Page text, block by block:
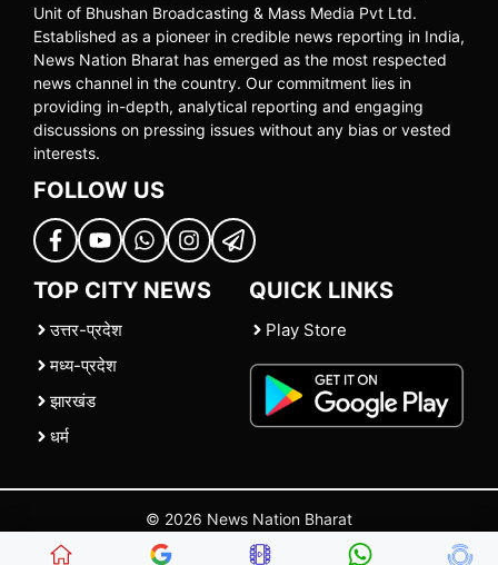
Unit of Bhushan Broadcasting & Mass Media Pvt Ltd.
Established as a pioneer in credible news reporting in India,
News Nation Bharat has emerged as the most respected
news channel in the country. Our commitment lies in
providing in-depth, analytical reporting and engaging
discussions on pressing issues without any bias or vested
interests.
FOLLOW US
TOP CITY NEWS
उत्तर-प्रदेश
मध्य-प्रदेश
झारखंड
धर्म
QUICK LINKS
Play Store
© 2026 News Nation Bharat
| |Contact Us |Policies Terms and Conditions